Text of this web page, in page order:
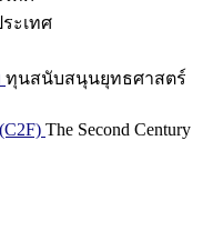
ะเทศ
ทุนสนับสนุนยุทธศาสตร์
The Second Century